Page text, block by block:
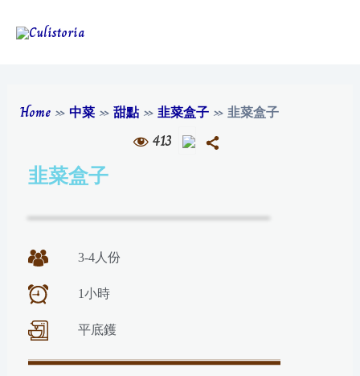
Home »中菜 »甜點»韭菜盒子 »韭菜盒子
413
韭菜盒子
3-4人份
1小時
平底鑊